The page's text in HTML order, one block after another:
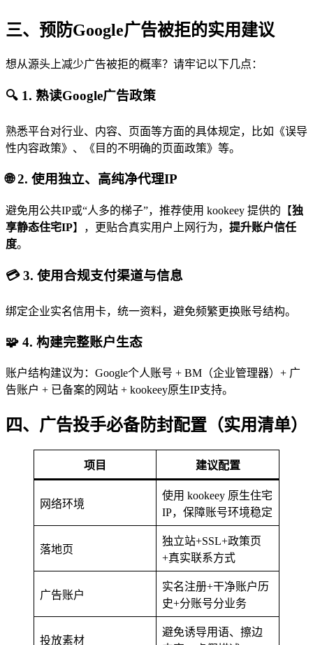
三、预防Google广告被拒的实用建议
想从源头上减少广告被拒的概率？请牢记以下几点：
🔍 1. 熟读Google广告政策
熟悉平台对行业、内容、页面等方面的具体规定，比如《误导
性内容政策》、《目的不明确的页面政策》等。
🌐 2. 使用独立、高纯净代理IP
避免用公共IP或“人多的梯子”，推荐使用 kookeey 提供的【独
享静态住宅IP】，更贴合真实用户上网行为， 提升账户信任
度。
💳 3. 使用合规支付渠道与信息
绑定企业实名信用卡，统一资料，避免频繁更换账号结构。
🧩 4. 构建完整账户生态
账户结构建议为：Google个人账号 + BM（企业管理器）+ 广
告账户 + 已备案的网站 + kookeey原生IP支持。
四、广告投手必备防封配置（实用清单）
项目 建议配置
网络环境
使用 kookeey 原生住宅
IP，保障账号环境稳定
落地页
独立站+SSL+政策页
+真实联系方式
广告账户
实名注册+干净账户历
史+分账号分业务
投放素材
避免诱导用语、擦边